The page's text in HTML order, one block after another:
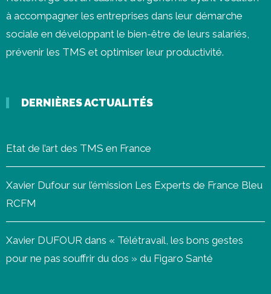
à accompagner les entreprises dans leur démarche
sociale en développant le bien-être de leurs salariés,
prévenir les TMS et optimiser leur productivité.
DERNIÈRES ACTUALITÉS
Etat de l’art des TMS en France
Xavier Dufour sur l’émission Les Experts de France Bleu
RCFM
Xavier DUFOUR dans « Télétravail, les bons gestes
pour ne pas souffrir du dos » du Figaro Santé